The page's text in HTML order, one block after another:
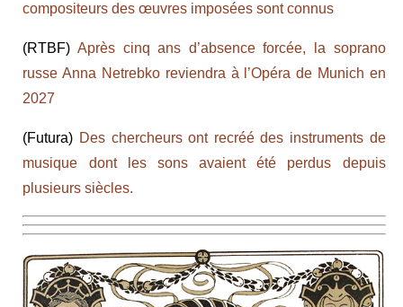
compositeurs des œuvres imposées sont connus
(RTBF)Après cinq ans d’absence forcée, la soprano
russe Anna Netrebko reviendra à l’Opéra de Munich en
2027
(Futura) Des chercheurs ont recréé des instruments de
musique dont les sons avaient été perdus depuis
plusieurs siècles.